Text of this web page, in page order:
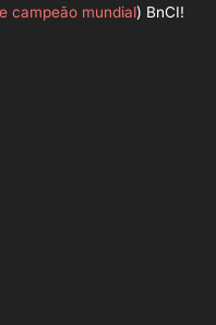
e campeão mundial) BnCI!